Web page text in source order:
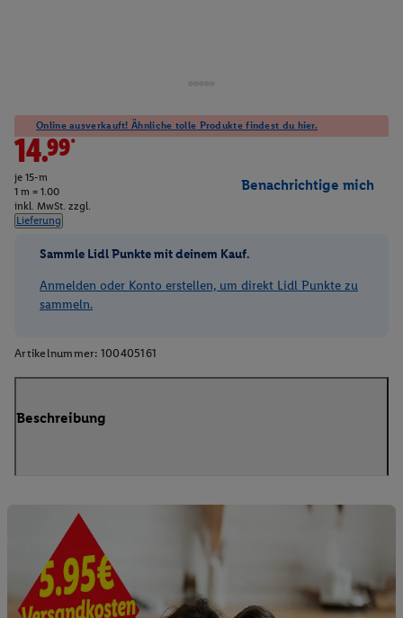
Online ausverkauft! Ähnliche tolle Produkte findest du hier.
14.99*
je 15-m
1 m = 1.00
inkl. MwSt. zzgl.
Lieferung
Benachrichtige mich
Sammle Lidl Punkte mit deinem Kauf.
Anmelden oder Konto erstellen, um direkt Lidl Punkte zu
sammeln.
Artikelnummer: 100405161
Beschreibung